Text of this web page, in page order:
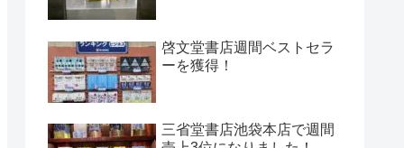
啓文堂書店週間ベストセラ
ーを獲得！
三省堂書店池袋本店で週間